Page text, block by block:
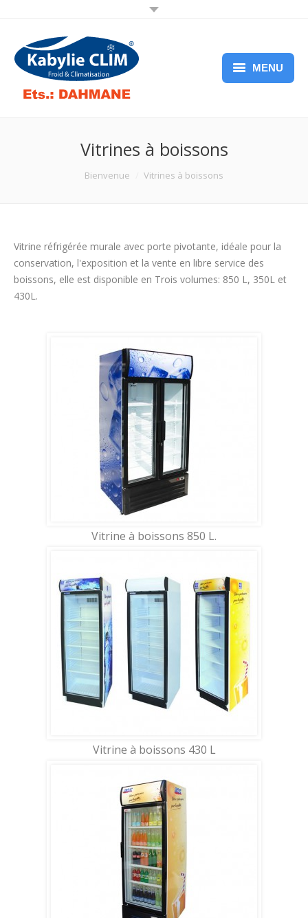
MENU
Téléchargement
Vitrines à boissons
Bienvenue Vitrines à boissons
Vitrine réfrigérée murale avec porte pivotante, idéale pour la
conservation, l'exposition et la vente en libre service des
boissons, elle est disponible en Trois volumes: 850 L, 350L et
430L.
Vitrine à boissons 850 L.
Vitrine à boissons 430 L